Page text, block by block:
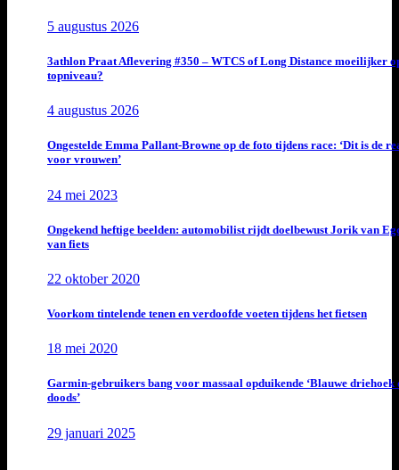
5 augustus 2026
3athlon Praat Aflevering #350 – WTCS of Long Distance moeilijker
topniveau?
4 augustus 2026
Ongestelde Emma Pallant-Browne op de foto tijdens race: ‘Dit is de
voor vrouwen’
24 mei 2023
Ongekend heftige beelden: automobilist rijdt doelbewust Jorik van
van fiets
22 oktober 2020
Voorkom tintelende tenen en verdoofde voeten tijdens het fietsen
18 mei 2020
Garmin-gebruikers bang voor massaal opduikende ‘Blauwe driehoek
doods’
29 januari 2025